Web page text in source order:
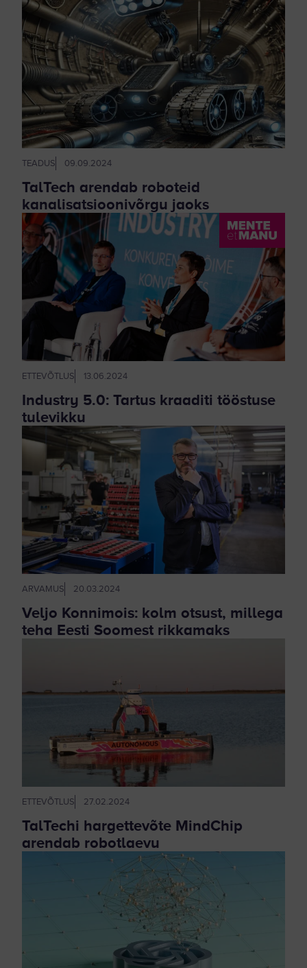
TEADUS 09.09.2024
TalTech arendab roboteid
kanalisatsioonivõrgu jaoks
ETTEVÕTLUS 13.06.2024
Industry 5.0: Tartus kraaditi tööstuse
tulevikku
ARVAMUS 20.03.2024
Veljo Konnimois: kolm otsust, millega
teha Eesti Soomest rikkamaks
ETTEVÕTLUS 27.02.2024
TalTechi hargettevõte MindChip
arendab robotlaevu